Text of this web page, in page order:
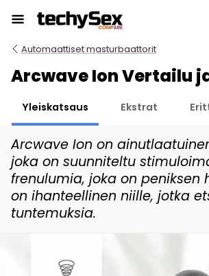
sisältöön
Automaattiset masturbaattorit
Arcwave Ion Vertailu
Yleiskatsaus Ekstrat
Arcwave Ion on
joka on suunniteltu
frenulumia, joka on peniksen
on ihanteellinen niille, jotka
tuntemuksia.